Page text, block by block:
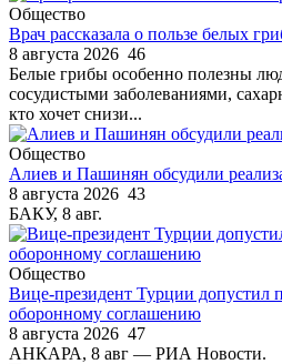
Общество
Врач рассказала о пользе белых
8 августа 2026 46
Белые грибы особенно полезны
сосудистыми заболеваниями,
кто хочет снизи...
Общество
Алиев и Пашинян обсудили
8 августа 2026 43
БАКУ, 8 авг.
Общество
Вице-президент Турции допустил
оборонному соглашению
8 августа 2026 47
АНКАРА, 8 авг — РИА Новости.